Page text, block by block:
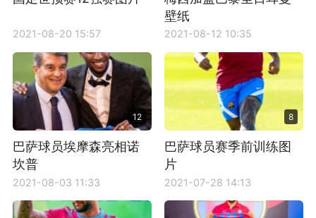
2021-08-20 15:57
壁纸
2021-08-12 10:35
12
巴萨球员埃摩森亮相诺
坎普
2021-08-03 11:33
8
巴萨球员赛季前训练图
片
2021-07-28 14:13